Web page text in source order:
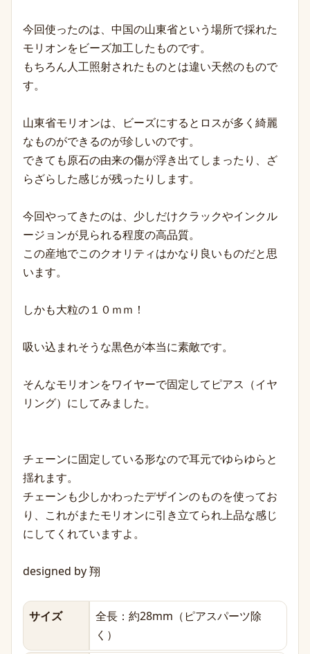
今回使ったのは、中国の山東省という場所で採れた
モリオンをビーズ加工したものです。
もちろん人工照射されたものとは違い天然のもので
す。
山東省モリオンは、ビーズにするとロスが多く綺麗
なものができるのが珍しいのです。
できても原石の由来の傷が浮き出てしまったり、ざ
らざらした感じが残ったりします。
今回やってきたのは、少しだけクラックやインクル
ージョンが見られる程度の高品質。
この産地でこのクオリティはかなり良いものだと思
います。
しかも大粒の１０ｍｍ！
吸い込まれそうな黒色が本当に素敵です。
そんなモリオンをワイヤーで固定してピアス（イヤ
リング）にしてみました。
チェーンに固定している形なので耳元でゆらゆらと
揺れます。
チェーンも少しかわったデザインのものを使ってお
り、これがまたモリオンに引き立てられ上品な感じ
にしてくれていますよ。
designed by 翔
サイズ
全長：約28mm（ピアスパーツ除
く）